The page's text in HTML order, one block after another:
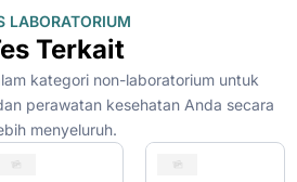
LABORATORIUM
Terkait
kategori non-laboratorium untuk
perawatan kesehatan Anda secara
menyeluruh.